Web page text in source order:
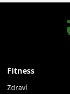
Fitness
Zdraví